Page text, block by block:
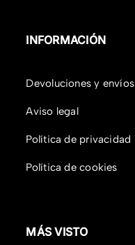
INFORMACIÓN
Devoluciones y envíos
Aviso legal
Política de privacidad
Política de cookies
MÁS VISTO